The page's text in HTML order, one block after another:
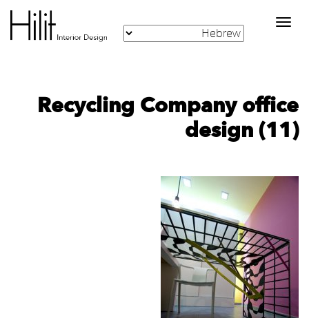
Toggle
navigation
Recycling Company office
design (11)